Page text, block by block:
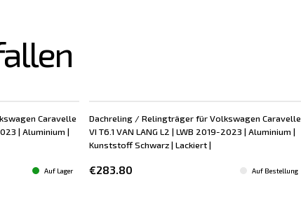
Caravelle
| Aluminium |
Auf Lager
Dachreling / Relingträger für Volkswagen Caravelle
VI T6.1 VAN LANG L2 | LWB 2019-2023 | Aluminium |
Kunststoff Schwarz | Lackiert |
€283.80 Auf Bestellung